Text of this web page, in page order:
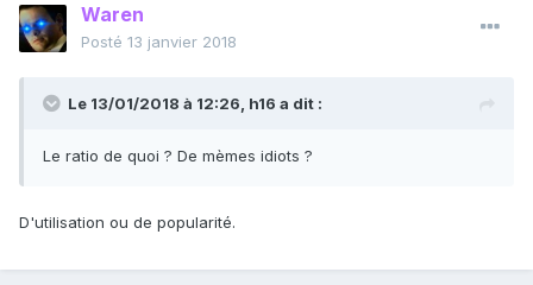
Waren
Posté 13 janvier 2018
Le 13/01/2018 à 12:26, h16 a dit :
Le ratio de quoi ? De mèmes idiots ?
D'utilisation ou de popularité.